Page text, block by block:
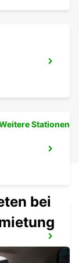
Stationen
bei